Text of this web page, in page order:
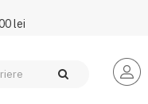
lei